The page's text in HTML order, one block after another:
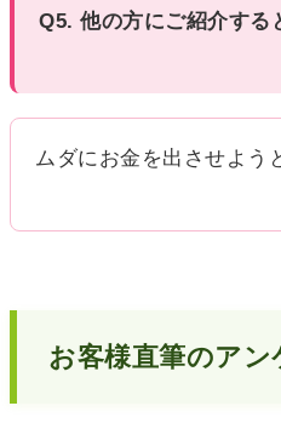
Q5. 他の方にご紹介する
ムダにお金を出させよう
お客様直筆のアン